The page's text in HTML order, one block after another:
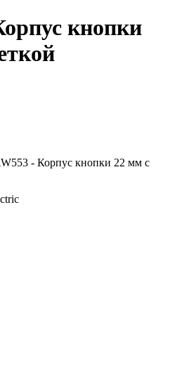
кнопки
- Корпус кнопки 22 мм с